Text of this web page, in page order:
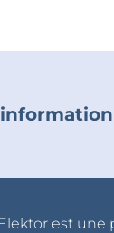
Elektor est une